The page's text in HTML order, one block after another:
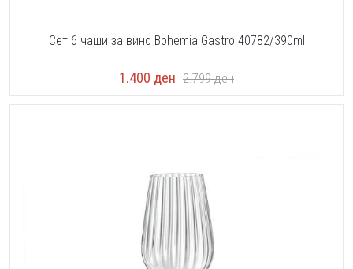
Сет 6 чаши за вино Bohemia Gastro 40782/390ml
1.400 ден 2.799ден